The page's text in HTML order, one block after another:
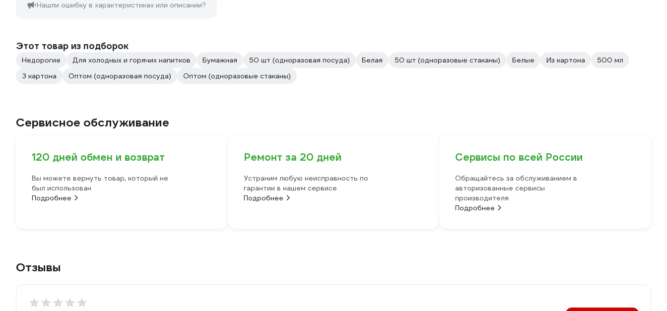
Нашли ошибку в характеристиках или описании?
Этот товар из подборок
Недорогие Для холодных и горячих напитков Бумажная 50 шт (одноразовая посуда) Белая 50 шт (одноразовые стаканы) Белые Из картона
500 мл
З картона
Оптом (одноразовая посуда) Оптом (одноразовые стаканы)
Сервисное обслуживание
120 дней обмен и возврат
Вы можете вернуть товар, который не
был использован
Подробнее
Ремонт за 20 дней
Устраним любую неисправность по
гарантии в нашем сервисе
Подробнее
Сервисы по всей России
Обращайтесь за обслуживанием в
авторизованные сервисы
производителя
Подробнее
Отзывы